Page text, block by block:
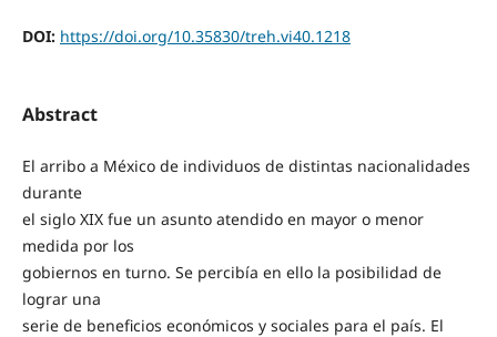
DOI: https://doi.org/10.35830/treh.vi40.1218
Abstract
El arribo a México de individuos de distintas nacionalidades
durante
el siglo XIX fue un asunto atendido en mayor o menor
medida por los
gobiernos en turno. Se percibía en ello la posibilidad de
lograr una
serie de beneficios económicos y sociales para el país. El